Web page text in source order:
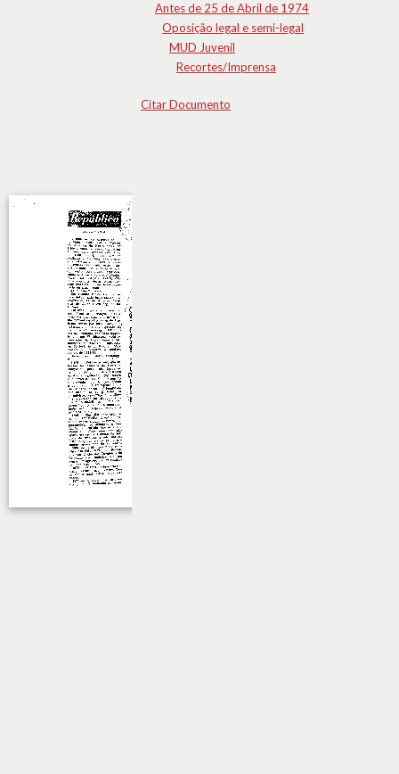
Antes de 25 de Abril de 1974
Oposição legal e semi-legal
MUD Juvenil
Recortes/Imprensa
Citar Documento